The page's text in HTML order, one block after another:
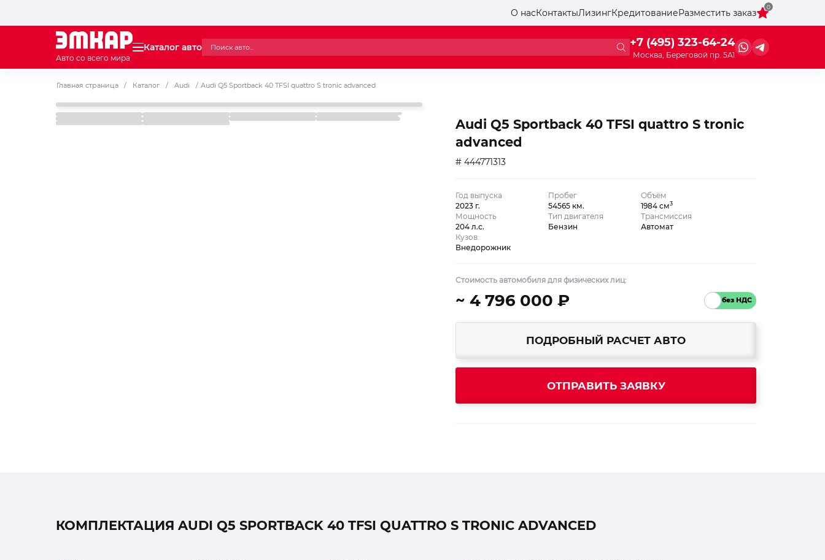
О насКонтактыЛизингКредитованиеРазместить заказ
0
Авто со всего мира
Каталог авто +7 (495) 323-64-24
Москва, Береговой пр. 5А1
Главная страница / Каталог / Audi / Audi Q5 Sportback 40 TFSI quattro S tronic advanced
Audi Q5 Sportback 40 TFSI quattro S tronic
advanced
# 444771313
Год выпуска
2023 г.
Пробег
54565 км.
Объём
1984 см3
Мощность
204 л.с.
Тип двигателя
Бензин
Трансмиссия
Автомат
Кузов:
Внедорожник
Стоимость автомобиля для физических лиц:
~ 4 796 000 ₽
ПОДРОБНЫЙ РАСЧЕТ АВТО
ОТПРАВИТЬ ЗАЯВКУ
КОМПЛЕКТАЦИЯ AUDI Q5 SPORTBACK 40 TFSI QUATTRO S TRONIC ADVANCED